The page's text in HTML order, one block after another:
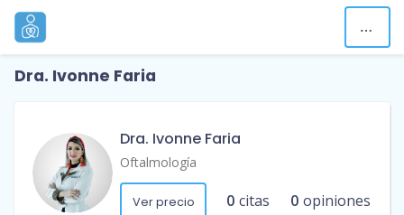
Dra. Ivonne Faria
Dra. Ivonne Faria
Oftalmología
Ver precio 0 citas 0 opiniones